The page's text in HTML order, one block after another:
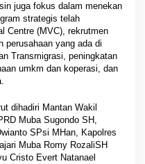
juga fokus dalam menekan
strategis telah
Centre (MVC), rekrutmen
perusahaan yang ada di
Transmigrasi, peningkatan
umkm dan koperasi, dan
dihadiri Mantan Wakil
Muba Sugondo SH,
SPsi MHan, Kapolres
Muba Romy RozaliSH
Cristo Evert Natanael